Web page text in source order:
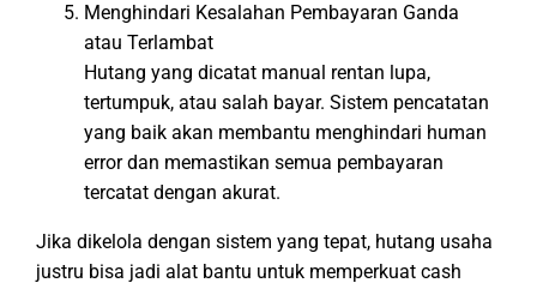
Menghindari Kesalahan Pembayaran Ganda
atau Terlambat
Hutang yang dicatat manual rentan lupa,
tertumpuk, atau salah bayar. Sistem pencatatan
yang baik akan membantu menghindari human
error dan memastikan semua pembayaran
tercatat dengan akurat.
Jika dikelola dengan sistem yang tepat, hutang usaha
justru bisa jadi alat bantu untuk memperkuat cash